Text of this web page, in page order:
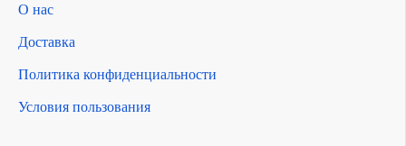
О нас
Доставка
Политика конфиденциальности
Условия пользования